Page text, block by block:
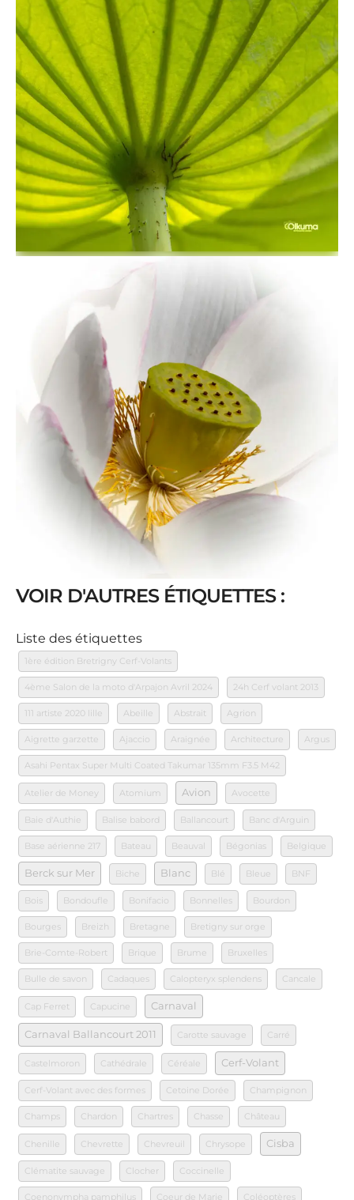
VOIR D'AUTRES ÉTIQUETTES :
Liste des étiquettes
1ère édition Bretrigny Cerf-Volants
4ème Salon de la moto d'Arpajon Avril 2024 24h Cerf volant 2013
111 artiste 2020 lille Abeille Abstrait Agrion
Aigrette garzette Ajaccio Araignée Architecture Argus
Asahi Pentax Super Multi Coated Takumar 135mm F3.5 M42
Atelier de Money Atomium Avion Avocette
Baie d'Authie Balise babord Ballancourt Banc d'Arguin
Base aérienne 217 Bateau Beauval Bégonias Belgique
Berck sur Mer Biche Blanc Blé Bleue BNF
Bois Bondoufle Bonifacio Bonnelles Bourdon
Bourges Breizh Bretagne Bretigny sur orge
Brie-Comte-Robert Brique Brume Bruxelles
Bulle de savon Cadaques Calopteryx splendens Cancale
Cap Ferret Capucine Carnaval
Carnaval Ballancourt 2011 Carotte sauvage Carré
Castelmoron Cathédrale Céréale Cerf-Volant
Cerf-Volant avec des formes Cetoine Dorée Champignon
Champs Chardon Chartres Chasse Château
Chenille Chevrette Chevreuil Chrysope Cisba
Clématite sauvage Clocher Coccinelle
Coenonympha pamphilus Coeur de Marie Coléoptères